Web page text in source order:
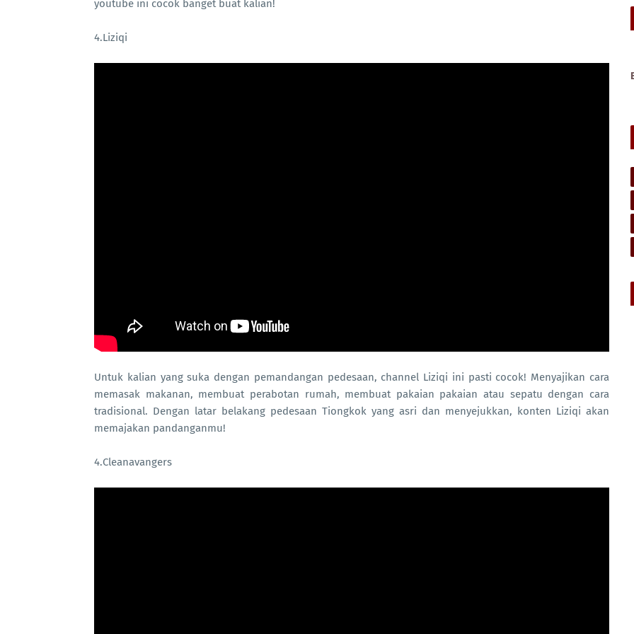
youtube ini cocok banget buat kalian!
4.Liziqi
Untuk kalian yang suka dengan pemandangan pedesaan, channel Liziqi ini pasti cocok! Menyajikan cara
memasak makanan, membuat perabotan rumah, membuat pakaian pakaian atau sepatu dengan cara
tradisional. Dengan latar belakang pedesaan Tiongkok yang asri dan menyejukkan, konten Liziqi akan
memajakan pandanganmu!
4.Cleanavangers